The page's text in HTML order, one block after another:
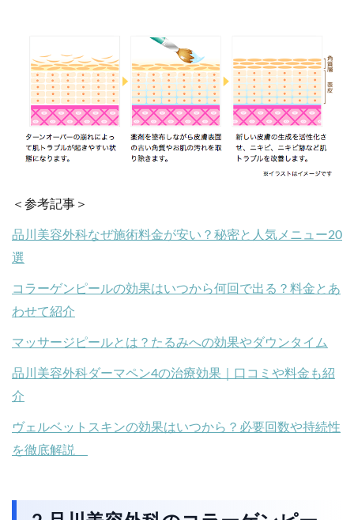
＜参考記事＞
品川美容外科なぜ施術料金が安い？秘密と人気メニュー20
選
コラーゲンピールの効果はいつから何回で出る？料金とあ
わせて紹介
マッサージピールとは？たるみへの効果やダウンタイム
品川美容外科ダーマペン4の治療効果｜口コミや料金も紹
介
ヴェルベットスキンの効果はいつから？必要回数や持続性
を徹底解説